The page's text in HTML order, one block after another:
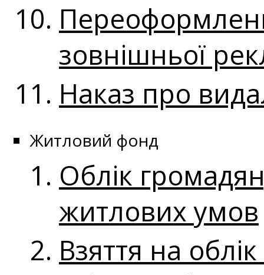
зовнішньої
Наказ про
Житловий фонд
Облік
житлових умов
Взяття на